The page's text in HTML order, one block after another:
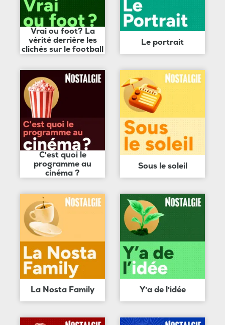
Vrai ou foot? La
vérité derrière les
clichés sur le football
Le portrait
C'est quoi le
programme au
cinéma ?
Sous le soleil
La Nosta Family Y'a de l'idée